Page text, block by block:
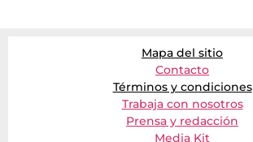
Mapa del sitio
Contacto
Términos y condiciones
Trabaja con nosotros
Prensa y redacción
Media Kit